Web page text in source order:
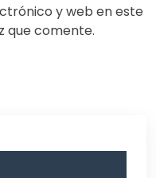
y web en este
que comente.